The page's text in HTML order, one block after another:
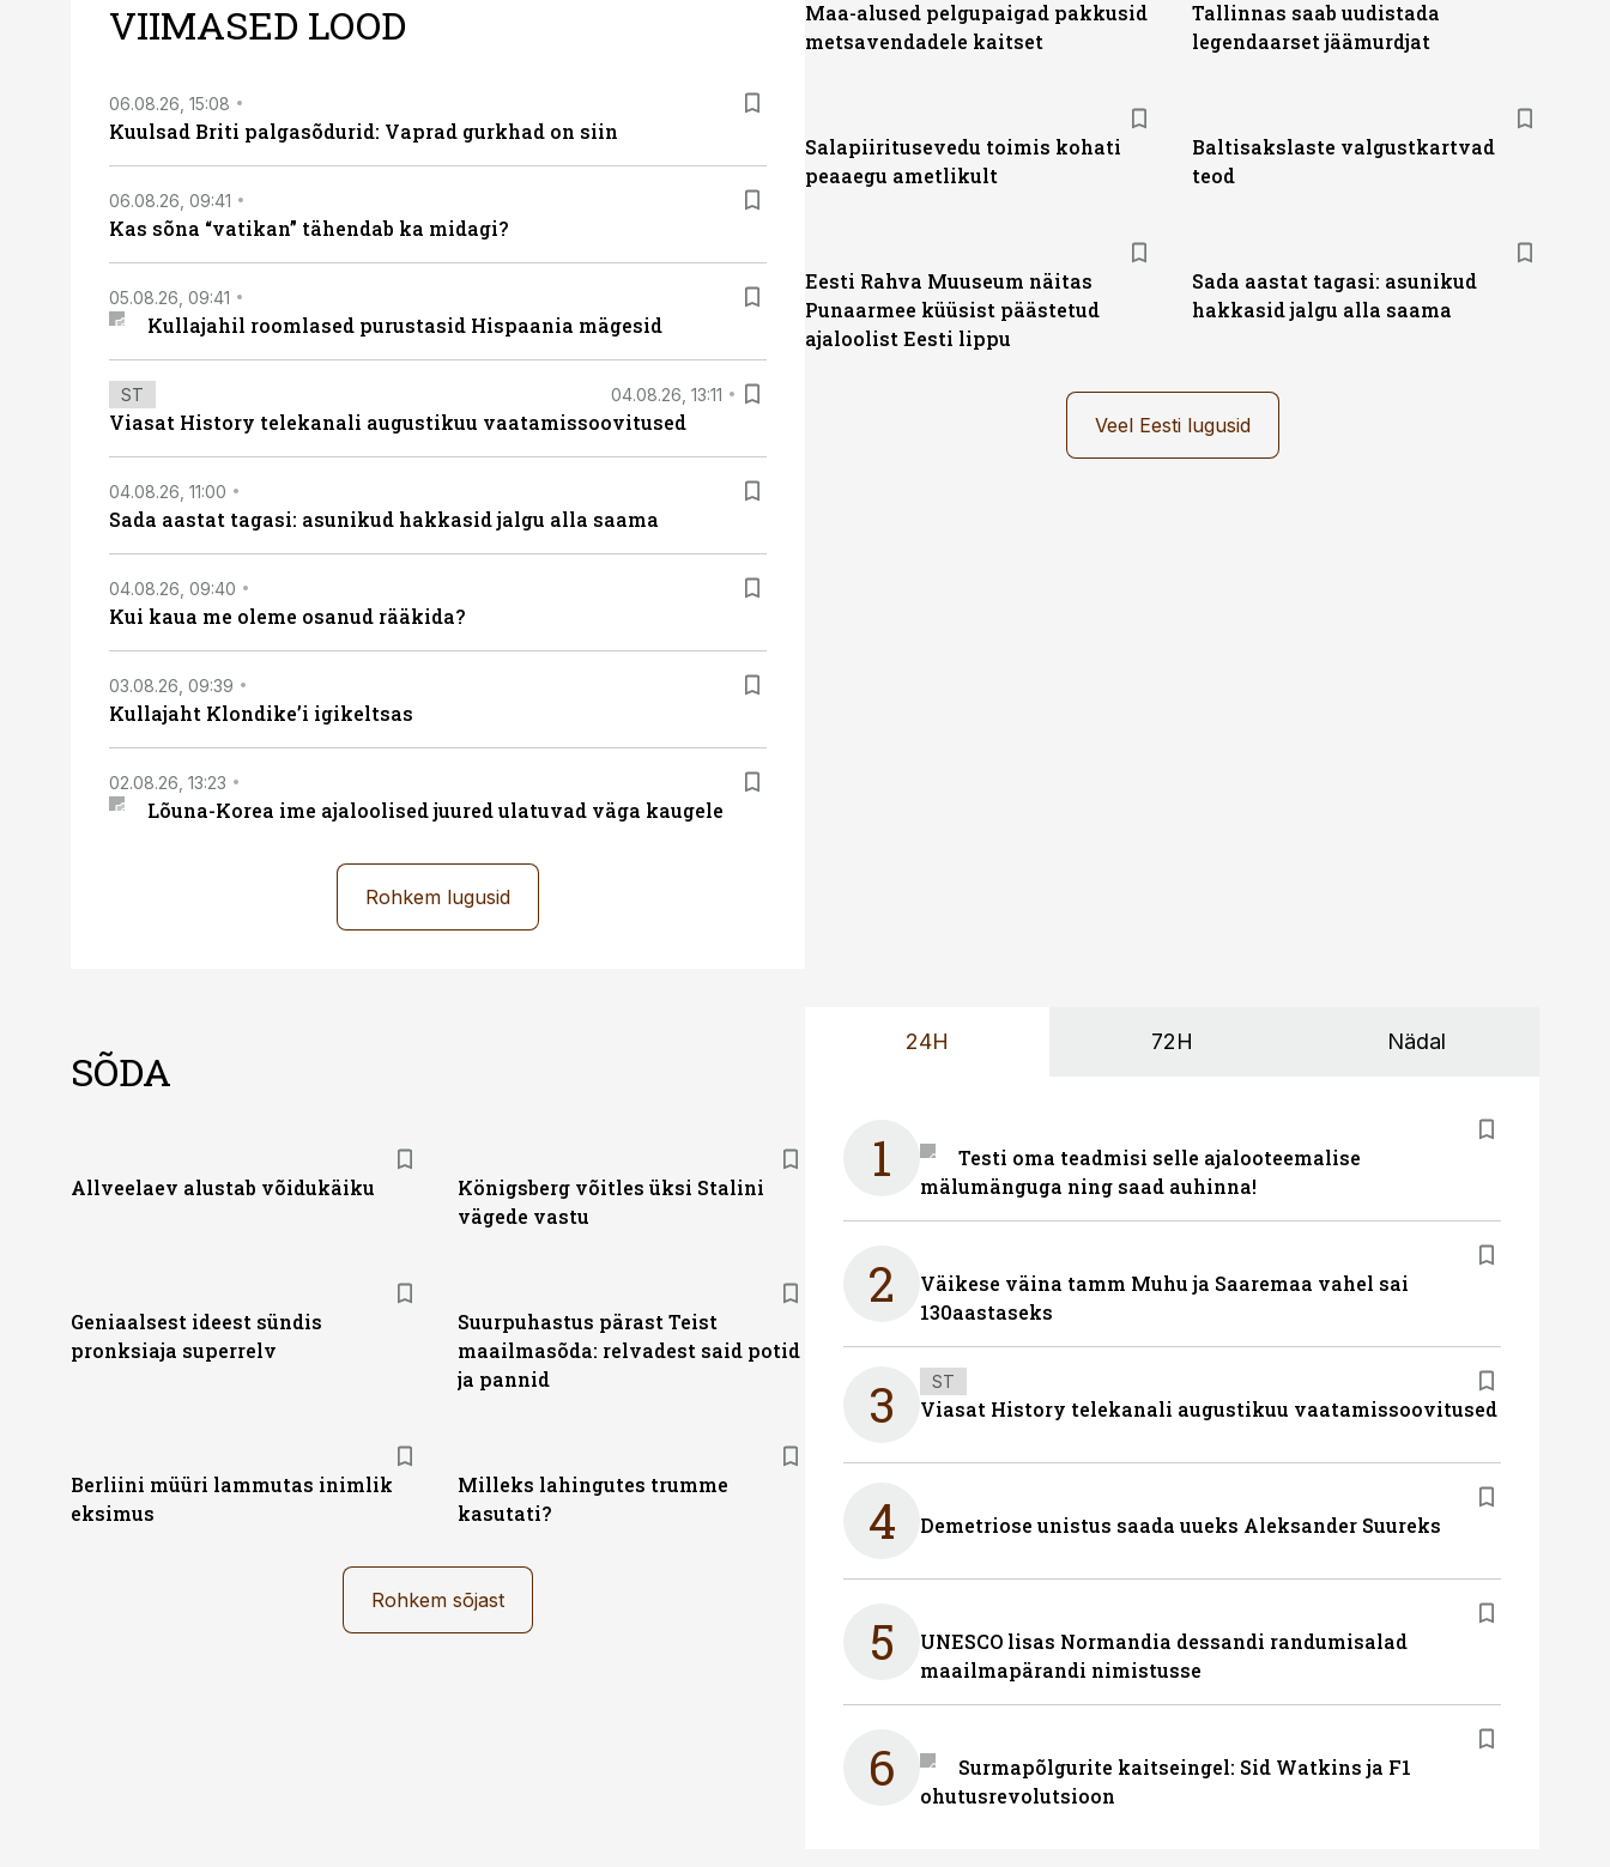
VIIMASED LOOD
06.08.26, 15:08
Kuulsad Briti palgasõdurid: Vaprad gurkhad on siin
06.08.26, 09:41
Kas sõna “vatikan” tähendab ka midagi?
05.08.26, 09:41
Kullajahil roomlased purustasid Hispaania mägesid
ST 04.08.26, 13:11
Viasat History telekanali augustikuu vaatamissoovitused
04.08.26, 11:00
Sada aastat tagasi: asunikud hakkasid jalgu alla saama
04.08.26, 09:40
Kui kaua me oleme osanud rääkida?
03.08.26, 09:39
Kullajaht Klondike’i igikeltsas
02.08.26, 13:23
Lõuna-Korea ime ajaloolised juured ulatuvad väga kaugele
Rohkem lugusid
Maa-alused pelgupaigad pakkusid
metsavendadele kaitset
Tallinnas saab uudistada
legendaarset jäämurdjat
Salapiiritusevedu toimis kohati
peaaegu ametlikult
Baltisakslaste valgustkartvad
teod
Eesti Rahva Muuseum näitas
Punaarmee küüsist päästetud
ajaloolist Eesti lippu
Sada aastat tagasi: asunikud
hakkasid jalgu alla saama
Veel Eesti lugusid
SÕDA
Allveelaev alustab võidukäiku
Königsberg võitles üksi Stalini
vägede vastu
Geniaalsest ideest sündis
pronksiaja superrelv
Suurpuhastus pärast Teist
maailmasõda: relvadest said potid
ja pannid
Berliini müüri lammutas inimlik
eksimus
Milleks lahingutes trumme
kasutati?
Rohkem sõjast
24H 72H Nädal
1
Testi oma teadmisi selle ajalooteemalise
mälumänguga ning saad auhinna!
2
Väikese väina tamm Muhu ja Saaremaa vahel sai
130aastaseks
3 ST
Viasat History telekanali augustikuu vaatamissoovitused
4 Demetriose unistus saada uueks Aleksander Suureks
5
UNESCO lisas Normandia dessandi randumisalad
maailmapärandi nimistusse
6
Surmapõlgurite kaitseingel: Sid Watkins ja F1
ohutusrevolutsioon